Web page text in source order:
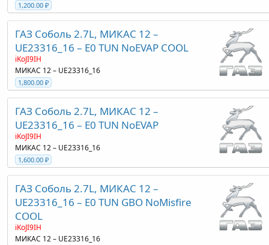
1,200.00 ₽
ГАЗ Соболь 2.7L, МИКАС 12 –
UE23316_16 – E0 TUN NoEVAP COOL
iKoJI9IH
МИКАС 12 – UE23316_16
1,800.00 ₽
ГАЗ Соболь 2.7L, МИКАС 12 –
UE23316_16 – E0 TUN NoEVAP
iKoJI9IH
МИКАС 12 – UE23316_16
1,600.00 ₽
ГАЗ Соболь 2.7L, МИКАС 12 –
UE23316_16 – E0 TUN GBO NoMisfire
COOL
iKoJI9IH
МИКАС 12 – UE23316_16